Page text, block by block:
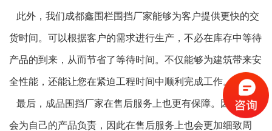
此外，我们成都鑫围栏围挡厂家能够为客户提供更快的交
货时间。可以根据客户的需求进行生产，不必在库存中等待
产品的到来，从而节省了等待时间。不仅能够为建筑带来安
全性能，还能让您在紧迫工程时间中顺利完成工作。
最后，成品围挡厂家在售后服务上也更有保障。因为我们
会为自己的产品负责，因此在售后服务上也会更加细致周